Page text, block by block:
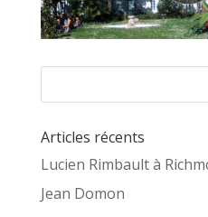
Articles récents
Lucien Rimbault à
Jean Domon